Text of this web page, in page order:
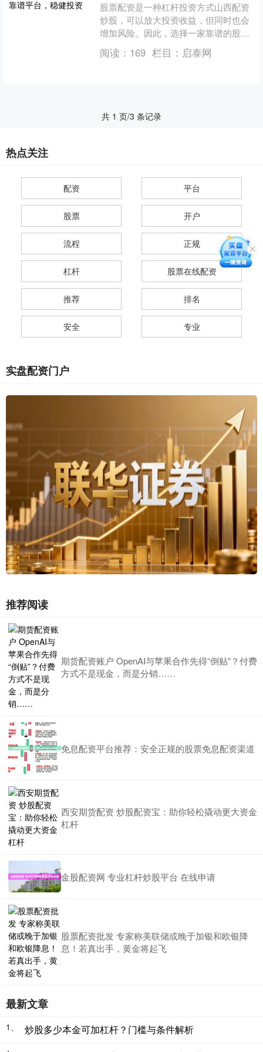
股票配资是一种杠杆投资方式山西配资
炒股，可以放大投资收益，但同时也会
增加风险。因此，选择一家靠谱的股票
配资平台至关重要。 * **放大收益：**通
过杠杆作用，投....
阅读： 169 栏目： 启泰网
共 1 页/3 条记录
热点关注
配资 平台
股票 开户
流程 正规
杠杆 股票在线配资
推荐 排名
安全 专业
实盘配资门户
推荐阅读
期货配资账户 OpenAI与苹果合作先得“倒贴”？付费
方式不是现金，而是分销……
免息配资平台推荐：安全正规的股票免息配资渠道
西安期货配资 炒股配资宝：助你轻松撬动更大资金
杠杆
金股配资网 专业杠杆炒股平台 在线申请
股票配资批发 专家称美联储或晚于加银和欧银降
息！若真出手，黄金将起飞
最新文章
1、 炒股多少本金可加杠杆？门槛与条件解析